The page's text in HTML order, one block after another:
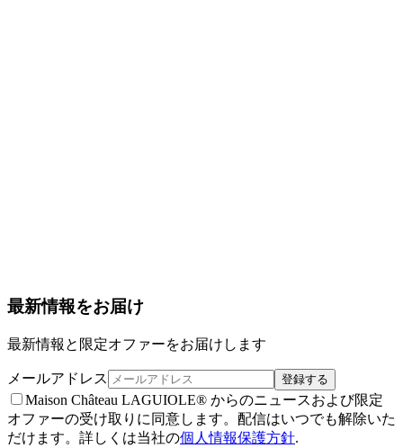
最新情報をお届け
最新情報と限定オファーをお届けします
メールアドレス 登録する
Maison Château LAGUIOLE® からのニュースおよび限定
オファーの受け取りに同意します。配信はいつでも解除いた
だけます。詳しくは当社の個人情報保護方針.